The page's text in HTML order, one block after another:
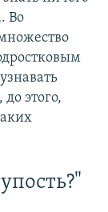
Во
этого,